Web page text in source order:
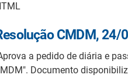
CMDM, 24/
a pedido de diária e
Documento